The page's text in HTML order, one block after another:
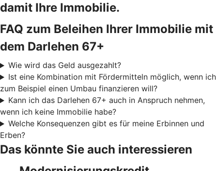
damit Ihre Immobilie.
FAQ zum Beleihen Ihrer Immobilie mit
dem Darlehen 67+
Wie wird das Geld ausgezahlt?
Ist eine Kombination mit Fördermitteln möglich, wenn ich
zum Beispiel einen Umbau finanzieren will?
Kann ich das Darlehen 67+ auch in Anspruch nehmen,
wenn ich keine Immobilie habe?
Welche Konsequenzen gibt es für meine Erbinnen und
Erben?
Das könnte Sie auch interessieren